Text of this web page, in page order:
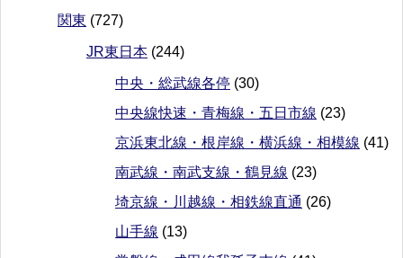
関東 (727)
JR東日本 (244)
中央・総武線各停 (30)
中央線快速・青梅線・五日市線 (23)
京浜東北線・根岸線・横浜線・相模線 (41)
南武線・南武支線・鶴見線 (23)
埼京線・川越線・相鉄線直通 (26)
山手線 (13)